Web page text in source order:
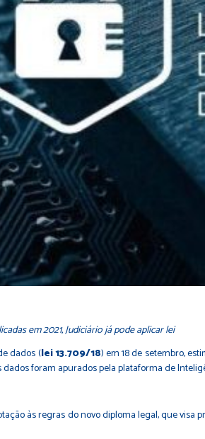
em 2021, Judiciário já pode aplicar lei
dados (lei 13.709/18) em 18 de setembro,
foram apurados pela plataforma de
às regras do novo diploma legal, que